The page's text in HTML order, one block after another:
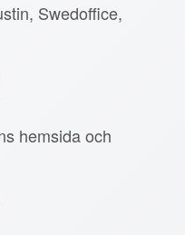
Swedoffice,
hemsida och